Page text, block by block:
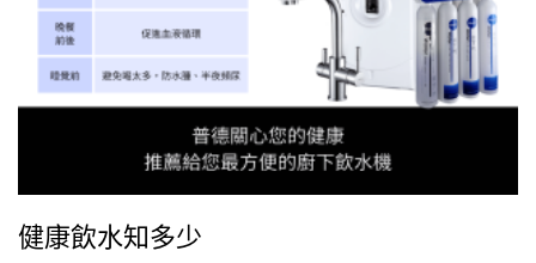
健康飲水知多少